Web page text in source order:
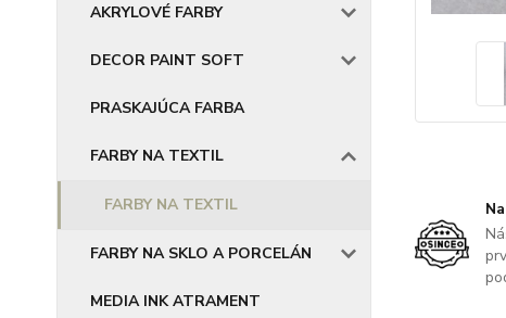
AKRYLOVÉ FARBY
DECOR PAINT SOFT
PRASKAJÚCA FARBA
FARBY NA TEXTIL
FARBY NA TEXTIL
FARBY NA SKLO A PORCELÁN
MEDIA INK ATRAMENT